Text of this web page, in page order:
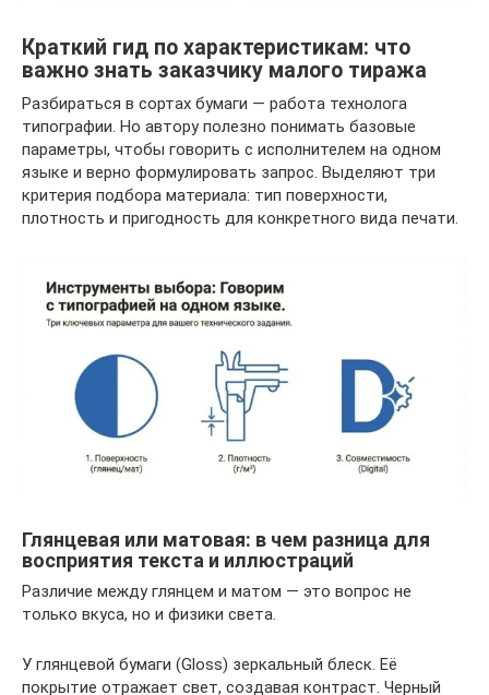
Краткий гид по характеристикам: что
важно знать заказчику малого тиража
Разбираться в сортах бумаги — работа технолога
типографии. Но автору полезно понимать базовые
параметры, чтобы говорить с исполнителем на одном
языке и верно формулировать запрос. Выделяют три
критерия подбора материала: тип поверхности,
плотность и пригодность для конкретного вида печати.
Глянцевая или матовая: в чем разница для
восприятия текста и иллюстраций
Различие между глянцем и матом — это вопрос не
только вкуса, но и физики света.
У глянцевой бумаги (Gloss) зеркальный блеск. Её
покрытие отражает свет, создавая контраст. Черный